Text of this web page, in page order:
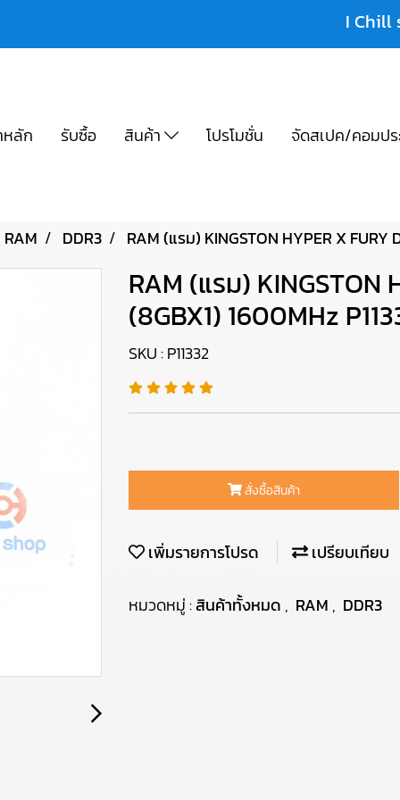
I Chill
หลัก รับซื้อ สินค้า โปรโมชั่น จัดสเปค/คอมป
RAM DDR3 RAM (แรม) KINGSTON HYPER X FURY
RAM (แรม) KINGSTON
(8GBX1) 1600MHz
SKU : P11332
สั่งซื้อสินค้า
เพิ่มรายการโปรด เปรียบเทียบ
หมวดหมู่ :สินค้าทั้งหมด , RAM , DDR3